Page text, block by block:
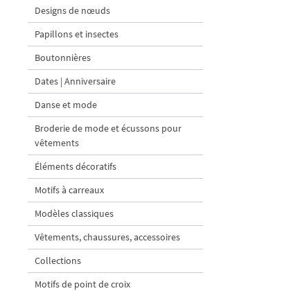
Designs de nœuds
Papillons et insectes
Boutonnières
Dates | Anniversaire
Danse et mode
Broderie de mode et écussons pour
vêtements
Éléments décoratifs
Motifs à carreaux
Modèles classiques
Vêtements, chaussures, accessoires
Collections
Motifs de point de croix